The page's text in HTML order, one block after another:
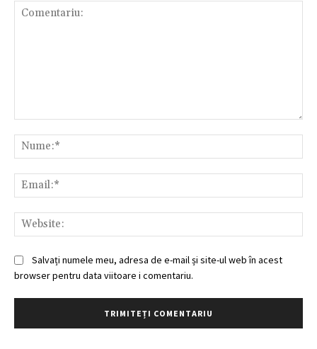
Salvați numele meu, adresa de e-mail și site-ul web în acest
browser pentru data viitoare i comentariu.